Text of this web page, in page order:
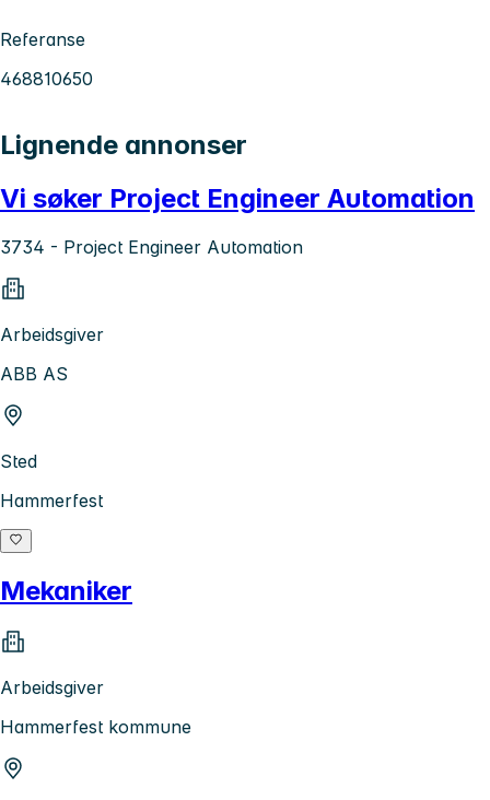
Referanse
468810650
Lignende annonser
Vi søker Project Engineer Automation
3734 - Project Engineer Automation
Arbeidsgiver
ABB AS
Sted
Hammerfest
Mekaniker
Arbeidsgiver
Hammerfest kommune